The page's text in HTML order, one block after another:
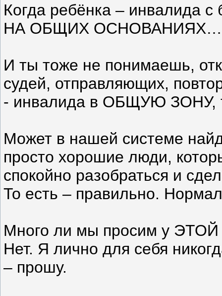
Когда ребёнка – инвалида
НА ОБЩИХ
И ты тоже не понимаешь,
судей, отправляющих,
- инвалида в ОБЩУЮ ЗОНУ,
Может в нашей системе
просто хорошие люди,
спокойно разобраться и
То есть – правильно.
Много ли мы просим у ЭТОЙ
Нет. Я лично для себя
– прошу.